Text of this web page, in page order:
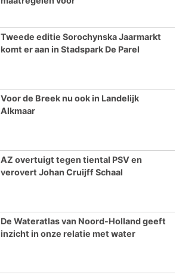
Tweede editie Sorochynska Jaarmarkt
komt er aan in Stadspark De Parel
Voor de Breek nu ook in Landelijk
Alkmaar
AZ overtuigt tegen tiental PSV en
verovert Johan Cruijff Schaal
De Wateratlas van Noord-Holland geeft
inzicht in onze relatie met water